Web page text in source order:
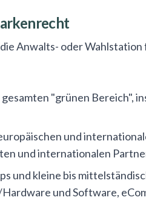
Anwalts- oder Wahlstation
"grünen Bereich",
und
und internationalen
und kleine bis
und Software,